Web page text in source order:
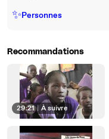
✨Personnes
Recommandations
29:21 | À suivre